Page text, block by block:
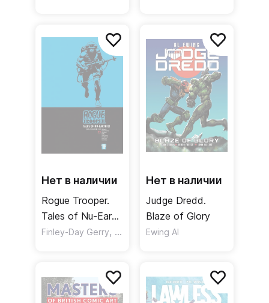
Нет в наличии
Rogue Trooper.
Tales of Nu-Earth
01
Finley-Day Gerry, Moore Alan
Нет в наличии
Judge Dredd.
Blaze of Glory
Ewing Al